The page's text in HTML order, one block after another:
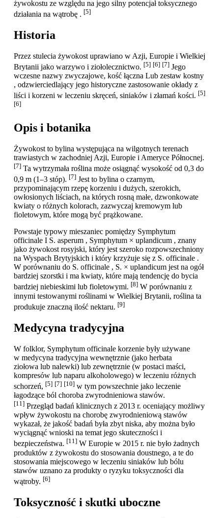
żywokostu ze względu na jego silny potencjał toksycznego
działania na wątrobę . [5]
Historia
Przez stulecia żywokost uprawiano w Azji, Europie i Wielkiej
Brytanii jako warzywo i ziołolecznictwo. [5] [6] [7] Jego
wczesne nazwy zwyczajowe, kość łączna Lub zestaw kostny
, odzwierciedlający jego historyczne zastosowanie okłady z
liści i korzeni w leczeniu skręceń, siniaków i złamań kości. [5]
[6]
Opis i botanika
Żywokost to bylina występująca na wilgotnych terenach
trawiastych w zachodniej Azji, Europie i Ameryce Północnej.
[7] Ta wytrzymała roślina może osiągnąć wysokość od 0,3 do
0,9 m (1–3 stóp). [7] Jest to bylina o czarnym,
przypominającym rzepę korzeniu i dużych, szerokich,
owłosionych liściach, na których rosną małe, dzwonkowate
kwiaty o różnych kolorach, zazwyczaj kremowym lub
fioletowym, które mogą być prążkowane.
Powstaje typowy mieszaniec pomiędzy Symphytum
officinale I S. asperum , Symphytum × uplandicum , znany
jako żywokost rosyjski, który jest szeroko rozpowszechniony
na Wyspach Brytyjskich i który krzyżuje się z S. officinale .
W porównaniu do S. officinale , S. × uplandicum jest na ogół
bardziej szorstki i ma kwiaty, które mają tendencję do bycia
bardziej niebieskimi lub fioletowymi. [8] W porównaniu z
innymi testowanymi roślinami w Wielkiej Brytanii, roślina ta
produkuje znaczną ilość nektaru. [9]
Medycyna tradycyjna
W folklor, Symphytum officinale korzenie były używane
w medycyna tradycyjna wewnętrznie (jako herbata
ziołowa lub nalewki) lub zewnętrznie (w postaci maści,
kompresów lub naparu alkoholowego) w leczeniu różnych
schorzeń, [5] [7] [10] w tym powszechnie jako leczenie
łagodzące ból choroba zwyrodnieniowa stawów.
[11] Przegląd badań klinicznych z 2013 r. oceniający możliwy
wpływ żywokostu na chorobę zwyrodnieniową stawów
wykazał, że jakość badań była zbyt niska, aby można było
wyciągnąć wnioski na temat jego skuteczności i
bezpieczeństwa. [11] W Europie w 2015 r. nie było żadnych
produktów z żywokostu do stosowania doustnego, a te do
stosowania miejscowego w leczeniu siniaków lub bólu
stawów uznano za produkty o ryzyku toksyczności dla
wątroby. [6]
Toksyczność i skutki uboczne